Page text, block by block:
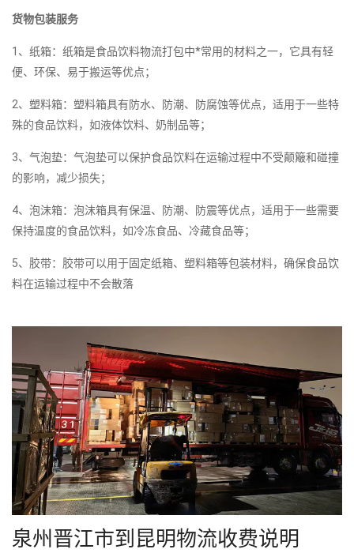
货物包装服务
1、纸箱：纸箱是食品饮料物流打包中*常用的材料之一，它具有轻
便、环保、易于搬运等优点；
2、塑料箱：塑料箱具有防水、防潮、防腐蚀等优点，适用于一些特
殊的食品饮料，如液体饮料、奶制品等；
3、气泡垫：气泡垫可以保护食品饮料在运输过程中不受颠簸和碰撞
的影响，减少损失；
4、泡沫箱：泡沫箱具有保温、防潮、防震等优点，适用于一些需要
保持温度的食品饮料，如冷冻食品、冷藏食品等；
5、胶带：胶带可以用于固定纸箱、塑料箱等包装材料，确保食品饮
料在运输过程中不会散落
泉州晋江市到昆明物流收费说明